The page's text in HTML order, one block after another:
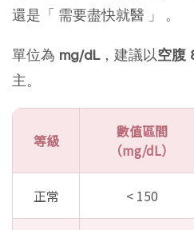
還是「 需要盡快就醫 」 。
單位為 mg/dL，建議以空腹
主。
等級
數值區間
（mg/dL）
正常 < 150